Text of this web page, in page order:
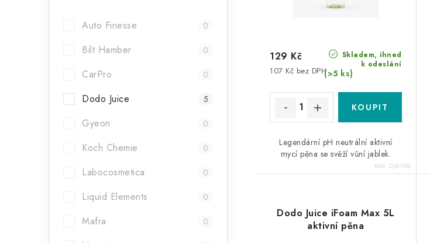
Auto Finesse 0
Bilt Hamber 0
CarPro 0
Dodo Juice 5
Gyeon 0
Koch Chemie 0
Labocosmetica 0
Liquid Elements 0
Mafra 0
k
t
ů
Skladem, ihned
k odeslání
(>5 ks)
107 Kč bez DPH
129 Kč
Legendární pH neutrální aktivní
mycí pěna se svěží vůní jablek.
Kód: DJAI100
Dodo Juice iFoam Max 5L
aktivní pěna